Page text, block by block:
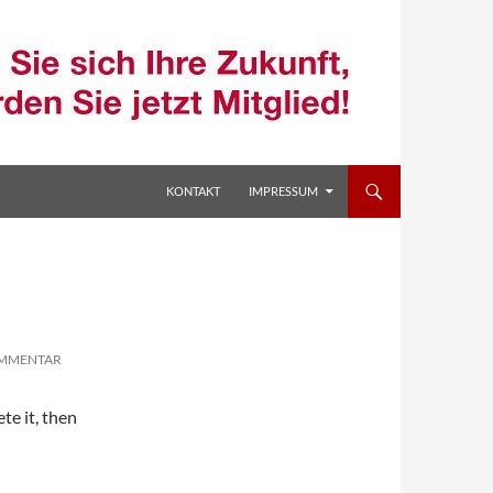
KONTAKT
IMPRESSUM
it, then